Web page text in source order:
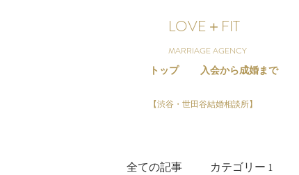
LOVE＋FIT
MARRIAGE AGENCY
トップ
入会から成婚まで
【渋谷・世田谷結婚相談所】
全ての記事 カテゴリー 1